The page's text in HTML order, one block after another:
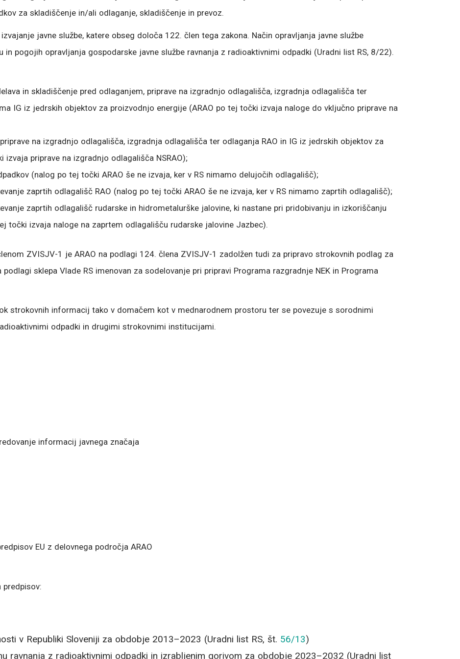
za skladiščenje in/ali odlaganje, skladiščenje in prevoz.
javne službe, katere obseg določa 122. člen tega zakona. Način opravljanja javne službe
in pogojih opravljanja gospodarske javne službe ravnanja z radioaktivnimi odpadki (Uradni list RS, 8/22).
in skladiščenje pred odlaganjem, priprave na izgradnjo odlagališča, izgradnja odlagališča ter
IG iz jedrskih objektov za proizvodnjo energije (ARAO po tej točki izvaja naloge do vključno priprave na
na izgradnjo odlagališča, izgradnja odlagališča ter odlaganja RAO in IG iz jedrskih objektov za
priprave na izgradnjo odlagališča NSRAO);
(nalog po tej točki ARAO še ne izvaja, ker v RS nimamo delujočih odlagališč);
zaprtih odlagališč RAO (nalog po tej točki ARAO še ne izvaja, ker v RS nimamo zaprtih odlagališč);
zaprtih odlagališč rudarske in hidrometalurške jalovine, ki nastane pri pridobivanju in izkoriščanju
točki izvaja naloge na zaprtem odlagališču rudarske jalovine Jazbec).
ZVISJV-1 je ARAO na podlagi 124. člena ZVISJV-1 zadolžen tudi za pripravo strokovnih podlag za
sklepa Vlade RS imenovan za sodelovanje pri pripravi Programa razgradnje NEK in Programa
strokovnih informacij tako v domačem kot v mednarodnem prostoru ter se povezuje s sorodnimi
odpadki in drugimi strokovnimi institucijami.
informacij javnega značaja
EU z delovnega področja ARAO
predpisov:
v Republiki Sloveniji za obdobje 2013–2023 (Uradni list RS, št. 56/13)
ravnanja z radioaktivnimi odpadki in izrabljenim gorivom za obdobje 2023–2032 (Uradni list